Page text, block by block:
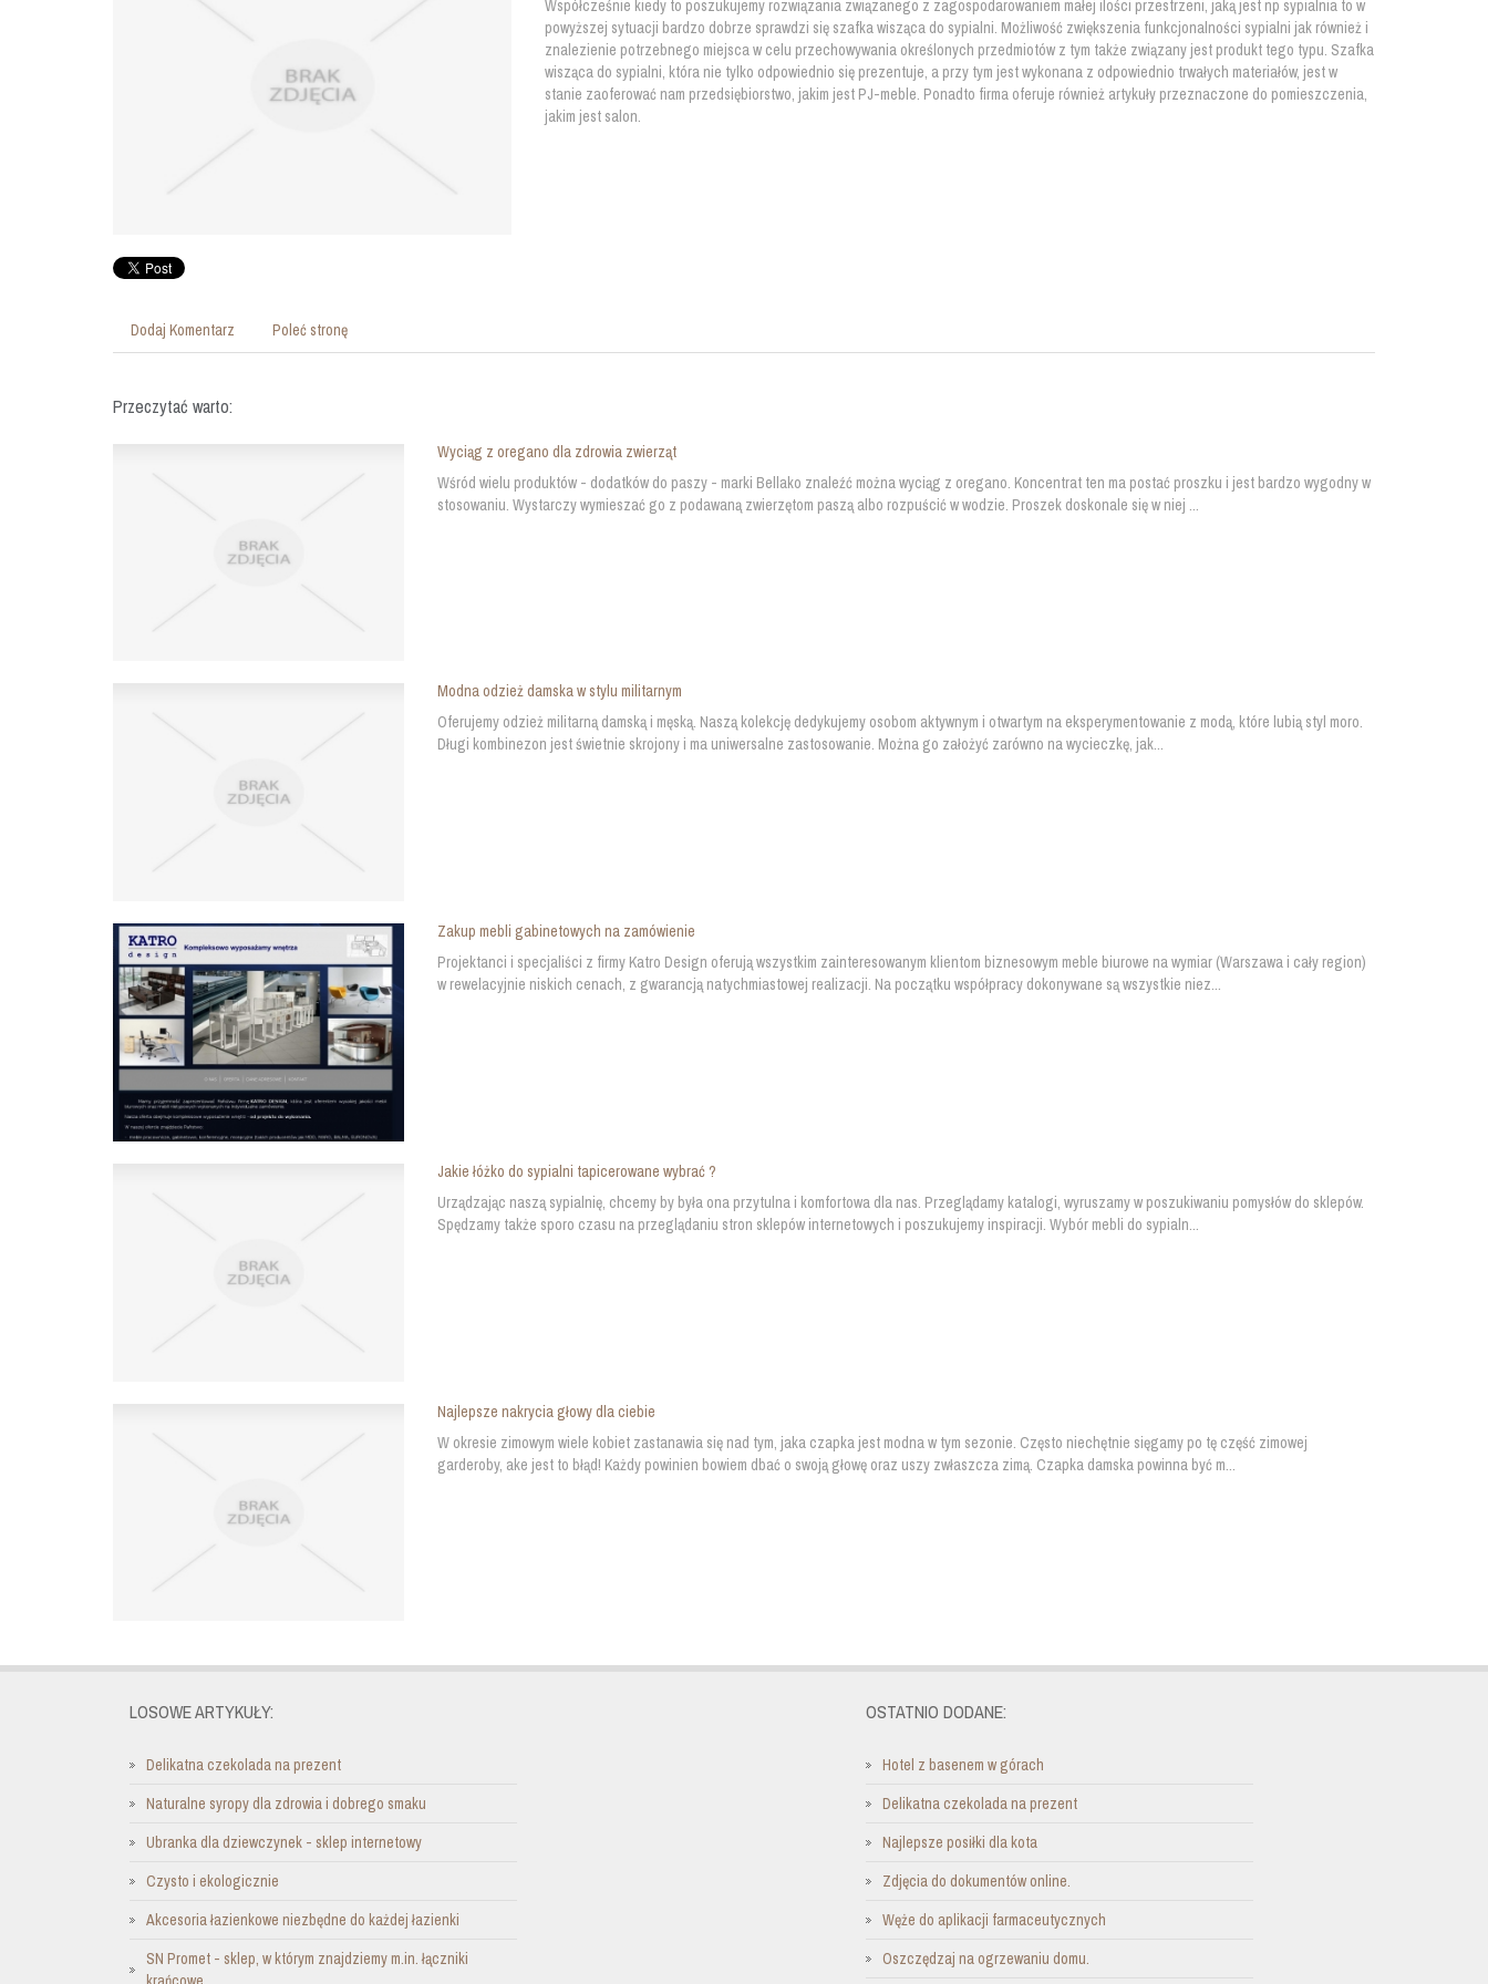
Współcześnie kiedy to poszukujemy rozwiązania związanego z zagospodarowaniem małej ilości przestrzeni, jaką jest np sypialnia to w
powyższej sytuacji bardzo dobrze sprawdzi się szafka wisząca do sypialni. Możliwość zwiększenia funkcjonalności sypialni jak również i
znalezienie potrzebnego miejsca w celu przechowywania określonych przedmiotów z tym także związany jest produkt tego typu. Szafka
wisząca do sypialni, która nie tylko odpowiednio się prezentuje, a przy tym jest wykonana z odpowiednio trwałych materiałów, jest w
stanie zaoferować nam przedsiębiorstwo, jakim jest PJ-meble. Ponadto firma oferuje również artykuły przeznaczone do pomieszczenia,
jakim jest salon.
Dodaj Komentarz Poleć stronę
Przeczytać warto:
Wyciąg z oregano dla zdrowia zwierząt
Wśród wielu produktów - dodatków do paszy - marki Bellako znaleźć można wyciąg z oregano. Koncentrat ten ma postać proszku i jest bardzo wygodny w
stosowaniu. Wystarczy wymieszać go z podawaną zwierzętom paszą albo rozpuścić w wodzie. Proszek doskonale się w niej ...
Modna odzież damska w stylu militarnym
Oferujemy odzież militarną damską i męską. Naszą kolekcję dedykujemy osobom aktywnym i otwartym na eksperymentowanie z modą, które lubią styl moro.
Długi kombinezon jest świetnie skrojony i ma uniwersalne zastosowanie. Można go założyć zarówno na wycieczkę, jak...
Zakup mebli gabinetowych na zamówienie
Projektanci i specjaliści z firmy Katro Design oferują wszystkim zainteresowanym klientom biznesowym meble biurowe na wymiar (Warszawa i cały region)
w rewelacyjnie niskich cenach, z gwarancją natychmiastowej realizacji. Na początku współpracy dokonywane są wszystkie niez...
Jakie łóżko do sypialni tapicerowane wybrać ?
Urządzając naszą sypialnię, chcemy by była ona przytulna i komfortowa dla nas. Przeglądamy katalogi, wyruszamy w poszukiwaniu pomysłów do sklepów.
Spędzamy także sporo czasu na przeglądaniu stron sklepów internetowych i poszukujemy inspiracji. Wybór mebli do sypialn...
Najlepsze nakrycia głowy dla ciebie
W okresie zimowym wiele kobiet zastanawia się nad tym, jaka czapka jest modna w tym sezonie. Często niechętnie sięgamy po tę część zimowej
garderoby, ake jest to błąd! Każdy powinien bowiem dbać o swoją głowę oraz uszy zwłaszcza zimą. Czapka damska powinna być m...
LOSOWE ARTYKUŁY:
Delikatna czekolada na prezent
Naturalne syropy dla zdrowia i dobrego smaku
Ubranka dla dziewczynek - sklep internetowy
Czysto i ekologicznie
Akcesoria łazienkowe niezbędne do każdej łazienki
SN Promet - sklep, w którym znajdziemy m.in. łączniki
OSTATNIO DODANE:
Hotel z basenem w górach
Delikatna czekolada na prezent
Najlepsze posiłki dla kota
Zdjęcia do dokumentów online.
Węże do aplikacji farmaceutycznych
Oszczędzaj na ogrzewaniu domu.